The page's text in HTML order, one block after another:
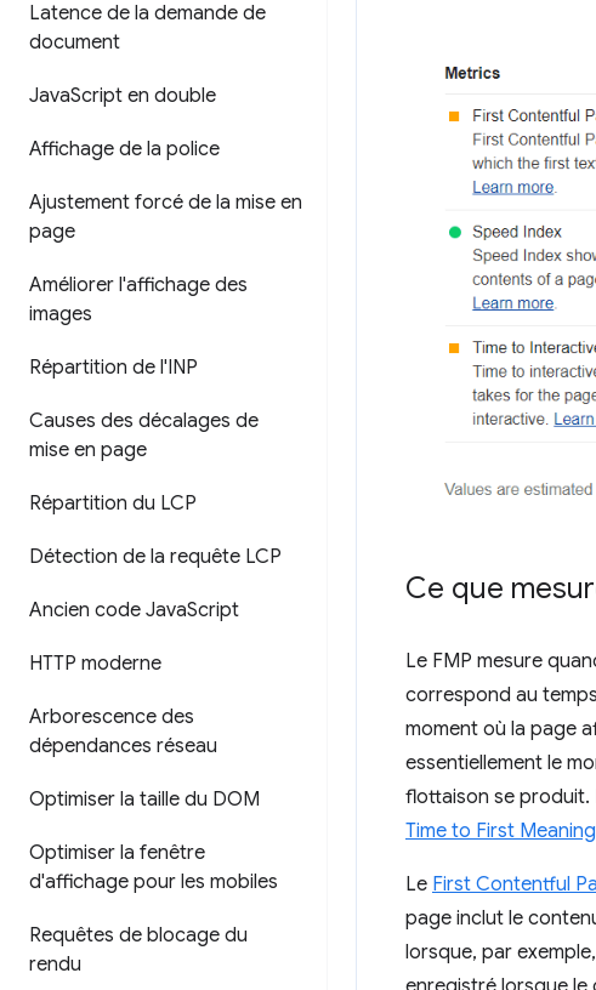
Latence de la demande de
document
JavaScript en double
Affichage de la police
Ajustement forcé de la mise en
page
Améliorer l'affichage des
images
Répartition de l'INP
Causes des décalages de
mise en page
Répartition du LCP
Détection de la requête LCP
Ancien code JavaScript
HTTP moderne
Arborescence des
dépendances réseau
Optimiser la taille du DOM
Optimiser la fenêtre
d'affichage pour les mobiles
Requêtes de blocage du
rendu
Ce que
Le FMP mesure
correspond au
moment où la page
essentiellement le
flottaison se produit.
Time to First
Le First Contentful
page inclut le
lorsque, par